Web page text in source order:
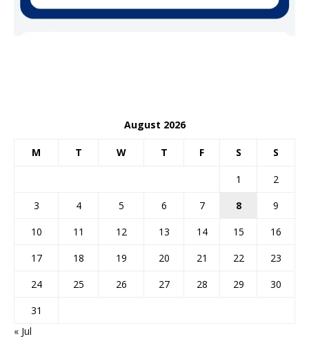
August 2026
M T W T F S S
1
2
3
4 5 6 7 8
9
10
11 12 13 14 15
16
17
18 19 20 21 22
23
24
25 26 27 28 29
30
31
« Jul